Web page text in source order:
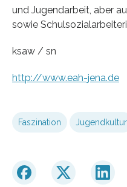
und Jugendarbeit, aber
sowie
ksaw / sn
http://www.eah-jena.de
Faszination Jugendkultur